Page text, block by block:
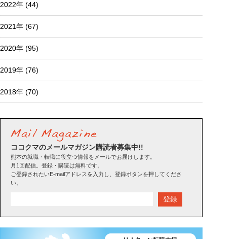
2022年 (44)
2021年 (67)
2020年 (95)
2019年 (76)
2018年 (70)
ココクマのメールマガジン購読者募集中!!
熊本の就職・転職に役立つ情報をメールでお届けします。
月1回配信。登録・購読は無料です。
ご登録されたいE-mailアドレスを入力し、登録ボタンを押してくださ
い。
登録